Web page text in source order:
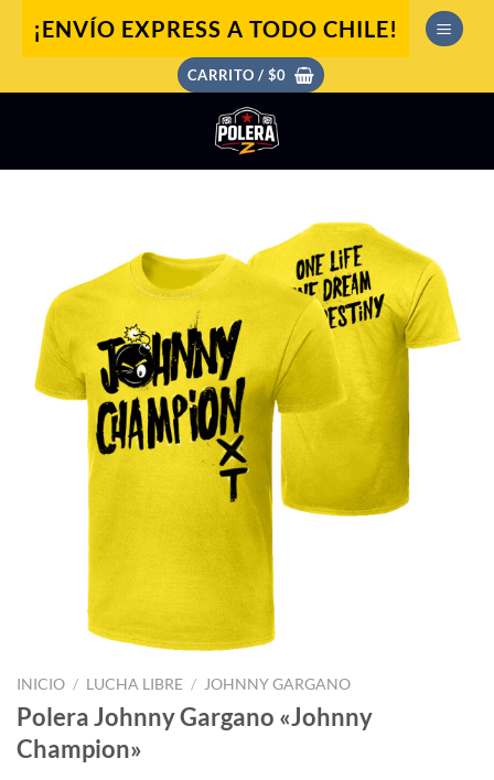
¡ENVÍO EXPRESS A TODO CHILE!
CARRITO / $0
INICIO / LUCHA LIBRE / JOHNNY GARGANO
Polera Johnny Gargano «Johnny
Champion»